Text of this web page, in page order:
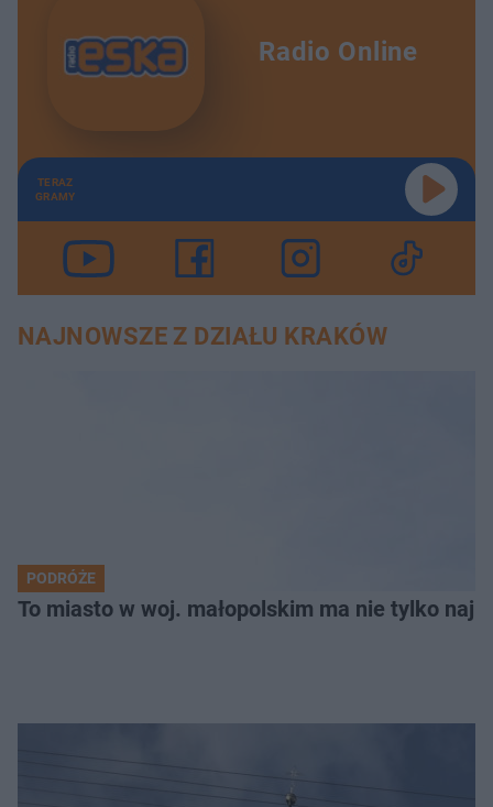
Radio Online
TERAZ
GRAMY
NAJNOWSZE Z DZIAŁU KRAKÓW
PODRÓŻE
To miasto w woj. małopolskim ma nie tylko